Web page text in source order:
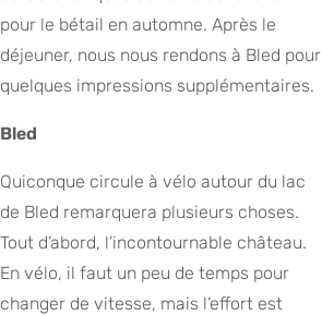
pour le bétail en automne. Après le
déjeuner, nous nous rendons à Bled pour
quelques impressions supplémentaires.
Bled
Quiconque circule à vélo autour du lac
de Bled remarquera plusieurs choses.
Tout d’abord, l’incontournable château.
En vélo, il faut un peu de temps pour
changer de vitesse, mais l’effort est